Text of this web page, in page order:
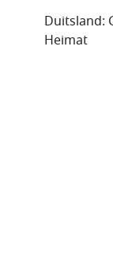
Duitsland:
Heimat